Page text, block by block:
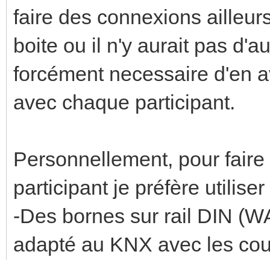
faire des connexions
boite ou il n'y aurait pas
forcément necessaire d'en
avec chaque participant.
Personnellement, pour
participant je préfère utiliser
-Des bornes sur rail DIN
adapté au KNX avec les